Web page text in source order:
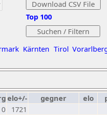
Kärnten Tirol
Top 100
elo+/- gegner elo
0
1721